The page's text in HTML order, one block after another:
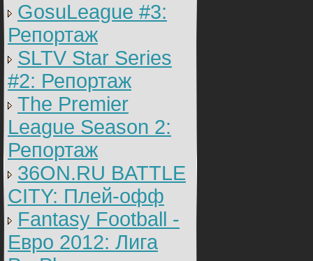
GosuLeague #3:
Репортаж
SLTV Star Series
#2: Репортаж
The Premier
League Season 2:
Репортаж
36ON.RU BATTLE
CITY: Плей-офф
Fantasy Football -
Евро 2012: Лига